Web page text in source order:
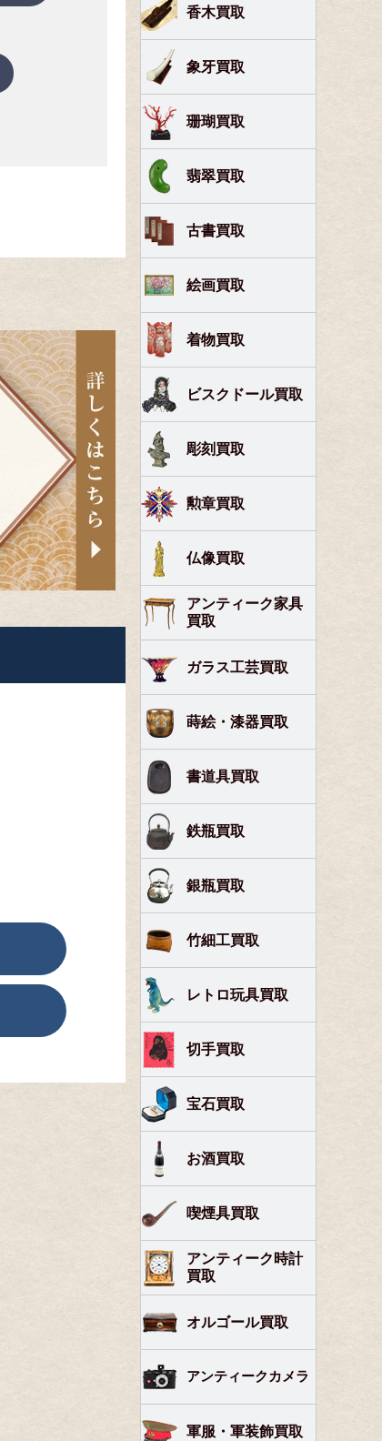
香木買取
象牙買取
珊瑚買取
翡翠買取
古書買取
絵画買取
着物買取
ビスクドール買取
彫刻買取
勲章買取
仏像買取
アンティーク家具
買取
ガラス工芸買取
蒔絵・漆器買取
書道具買取
鉄瓶買取
銀瓶買取
竹細工買取
レトロ玩具買取
切手買取
宝石買取
お酒買取
喫煙具買取
アンティーク時計
買取
オルゴール買取
アンティークカメラ
軍服・軍装飾買取